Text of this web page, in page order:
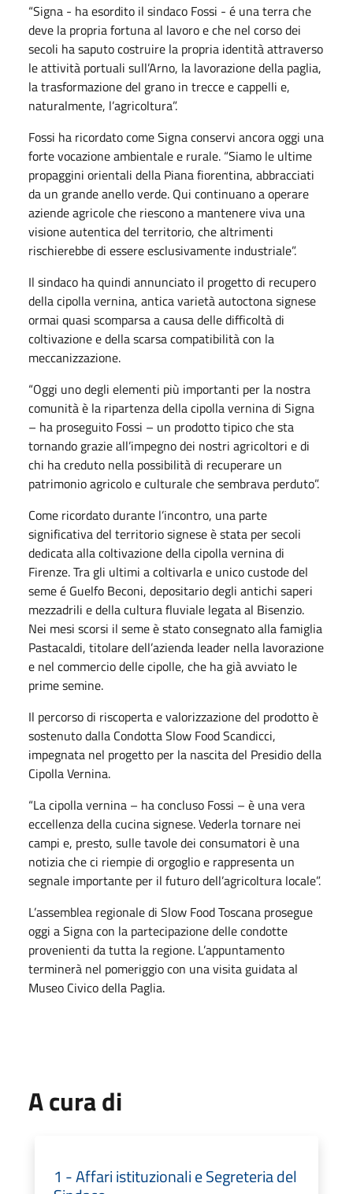
“Signa - ha esordito il sindaco Fossi - é una terra che
deve la propria fortuna al lavoro e che nel corso dei
secoli ha saputo costruire la propria identità attraverso
le attività portuali sull’Arno, la lavorazione della paglia,
la trasformazione del grano in trecce e cappelli e,
naturalmente, l’agricoltura”.
Fossi ha ricordato come Signa conservi ancora oggi una
forte vocazione ambientale e rurale. “Siamo le ultime
propaggini orientali della Piana fiorentina, abbracciati
da un grande anello verde. Qui continuano a operare
aziende agricole che riescono a mantenere viva una
visione autentica del territorio, che altrimenti
rischierebbe di essere esclusivamente industriale”.
Il sindaco ha quindi annunciato il progetto di recupero
della cipolla vernina, antica varietà autoctona signese
ormai quasi scomparsa a causa delle difficoltà di
coltivazione e della scarsa compatibilità con la
meccanizzazione.
“Oggi uno degli elementi più importanti per la nostra
comunità è la ripartenza della cipolla vernina di Signa
– ha proseguito Fossi – un prodotto tipico che sta
tornando grazie all’impegno dei nostri agricoltori e di
chi ha creduto nella possibilità di recuperare un
patrimonio agricolo e culturale che sembrava perduto”.
Come ricordato durante l’incontro, una parte
significativa del territorio signese è stata per secoli
dedicata alla coltivazione della cipolla vernina di
Firenze. Tra gli ultimi a coltivarla e unico custode del
seme é Guelfo Beconi, depositario degli antichi saperi
mezzadrili e della cultura fluviale legata al Bisenzio.
Nei mesi scorsi il seme è stato consegnato alla famiglia
Pastacaldi, titolare dell’azienda leader nella lavorazione
e nel commercio delle cipolle, che ha già avviato le
prime semine.
Il percorso di riscoperta e valorizzazione del prodotto è
sostenuto dalla Condotta Slow Food Scandicci,
impegnata nel progetto per la nascita del Presidio della
Cipolla Vernina.
“La cipolla vernina – ha concluso Fossi – è una vera
eccellenza della cucina signese. Vederla tornare nei
campi e, presto, sulle tavole dei consumatori è una
notizia che ci riempie di orgoglio e rappresenta un
segnale importante per il futuro dell’agricoltura locale”.
L’assemblea regionale di Slow Food Toscana prosegue
oggi a Signa con la partecipazione delle condotte
provenienti da tutta la regione. L’appuntamento
terminerà nel pomeriggio con una visita guidata al
Museo Civico della Paglia.
A cura di
1 - Affari istituzionali e Segreteria del